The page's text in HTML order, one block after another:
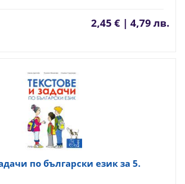
2,45 € | 4,79 лв.
по български език за 5.